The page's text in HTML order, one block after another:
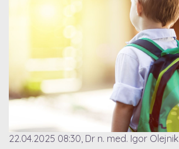
22.04.2025 08:30, Dr n. med. Igor Olejnik